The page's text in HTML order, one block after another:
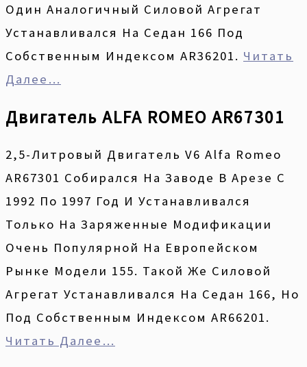
Один Аналогичный Силовой Агрегат
Устанавливался На Седан 166 Под
Собственным Индексом AR36201. Читать
Далее…
Двигатель ALFA ROMEO AR67301
2,5-Литровый Двигатель V6 Alfa Romeo
AR67301 Собирался На Заводе В Арезе С
1992 По 1997 Год И Устанавливался
Только На Заряженные Модификации
Очень Популярной На Европейском
Рынке Модели 155. Такой Же Силовой
Агрегат Устанавливался На Седан 166, Но
Под Собственным Индексом AR66201.
Читать Далее…